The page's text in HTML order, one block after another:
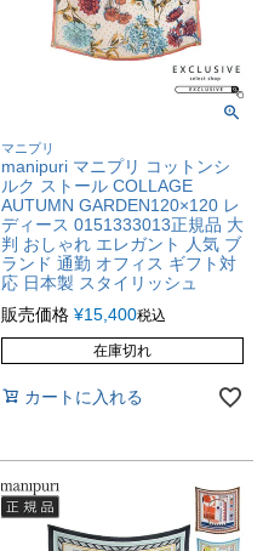
マニプリ
manipuri マニプリ コットンシ
ルク ストール COLLAGE
AUTUMN GARDEN120×120 レ
ディース 0151333013正規品 大
判 おしゃれ エレガント 人気 ブ
ランド 通勤 オフィス ギフト対
応 日本製 スタイリッシュ
販売価格 ¥15,400税込
在庫切れ
カートに入れる